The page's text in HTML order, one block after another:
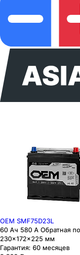
OEM SMF75D23L
60 Ач 580 А Обратная
230×172×225 мм
Гарантия: 60 месяцев